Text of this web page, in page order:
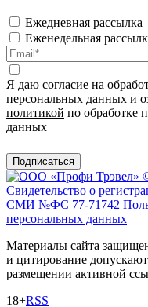
Ежедневная рассылка
Еженедельная
Я даю согласие на
персональных данных и
политикой по обработке
данных
Подписаться
Свидетельство о
СМИ №ФС 77-71742
персональных данных
Материалы сайта
и цитирование
размещении активной
18+RSS